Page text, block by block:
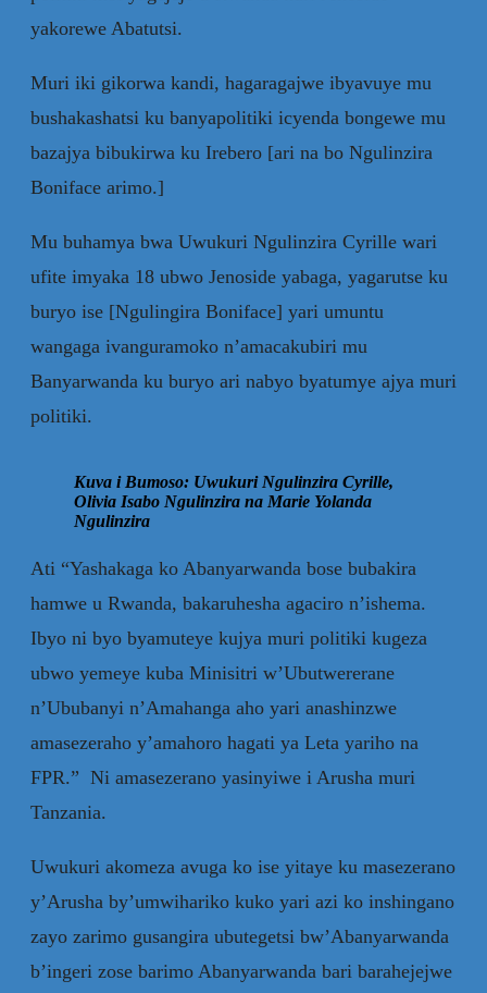
yakorewe Abatutsi.
Muri iki gikorwa kandi, hagaragajwe ibyavuye mu
bushakashatsi ku banyapolitiki icyenda bongewe mu
bazajya bibukirwa ku Irebero [ari na bo Ngulinzira
Boniface arimo.]
Mu buhamya bwa Uwukuri Ngulinzira Cyrille wari
ufite imyaka 18 ubwo Jenoside yabaga, yagarutse ku
buryo ise [Ngulingira Boniface] yari umuntu
wangaga ivanguramoko n’amacakubiri mu
Banyarwanda ku buryo ari nabyo byatumye ajya muri
politiki.
Kuva i Bumoso: Uwukuri Ngulinzira Cyrille,
Olivia Isabo Ngulinzira na Marie Yolanda
Ngulinzira
Ati “Yashakaga ko Abanyarwanda bose bubakira
hamwe u Rwanda, bakaruhesha agaciro n’ishema.
Ibyo ni byo byamuteye kujya muri politiki kugeza
ubwo yemeye kuba Minisitri w’Ubutwererane
n’Ububanyi n’Amahanga aho yari anashinzwe
amasezeraho y’amahoro hagati ya Leta yariho na
FPR.” Ni amasezerano yasinyiwe i Arusha muri
Tanzania.
Uwukuri akomeza avuga ko ise yitaye ku masezerano
y’Arusha by’umwihariko kuko yari azi ko inshingano
zayo zarimo gusangira ubutegetsi bw’Abanyarwanda
b’ingeri zose barimo Abanyarwanda bari barahejejwe